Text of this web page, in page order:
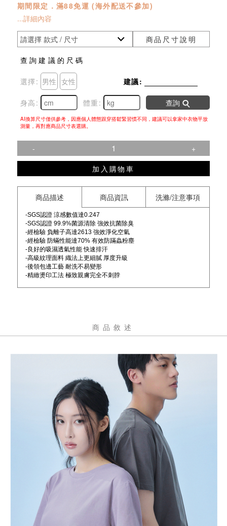
期間限定．滿88免運 (海外配送不參加)
...詳細內容
商品尺寸說明
查詢建議的尺碼
選擇: 男性 女性 建議:
身高: 體重: 查詢
AI換算尺寸僅供參考，因應個人體態跟穿搭鬆緊習慣不同，建議可以拿家中衣物平放
測量，再對應商品尺寸表選購。
-
+
加入購物車
商品描述 商品資訊 洗滌/注意事項
-SGS認證 涼感數值達0.247
-SGS認證 99.9%菌源清除 強效抗菌除臭
-經檢驗 負離子高達2613 強效淨化空氣
-經檢驗 防蟎性能達70% 有效防蹣蟲粉塵
-良好的吸濕透氣性能 快速排汗
-高級紋理面料 織法上更細膩 厚度升級
-後領包邊工藝 耐洗不易變形
-精緻燙印工法 極致親膚完全不刺脖
後領包邊防變形 更耐洗 結合無感燙印工藝 親膚不刺脖
-一般都市室內的負離子含量約為 100-200，公園約為 1000。產品
檢測值達到 2613，就像 「森林裡的清新空氣」穿在身上，有助於
-能有效中和靜電，防止布料吸附灰塵，並維持長時間的乾爽與清
新，不易產生異味。
抗塵蹣功效:
-導入 【防蟎機能】，防蟎驅避率達 70% 以上 為肌膚築起第一道
健康防線，是敏感族群的夏日首選。
中華民國紡織業拓展會 布料檢測報告
-涼感的檢測標準
-Q-MAX值 大於0.13 可稱作涼感布料
-Q-Max就是瞬間接觸感溫標準（Touch Feeling of Warmth or
Coolness／q-max）鑑測方法就是把測試的布料放在25度的實驗
金屬平台上，再以加熱至35度、接近人體的體溫金屬片，垂直的
接觸樣布，透過儀器感測、並記錄數值，而「瞬間熱流失量」就是
Q-Max，也就是當肌膚碰到布表面後，讓肌膚溫度下降的數值。
商品敘述